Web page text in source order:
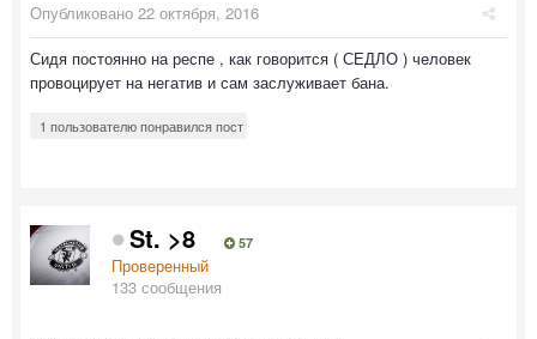
Опубликовано 22 октября, 2016
Сидя постоянно на респе , как говорится ( СЕДЛО ) человек
провоцирует на негатив и сам заслуживает бана.
1 пользователю понравился пост
St. >8 57
Проверенный
133 сообщения